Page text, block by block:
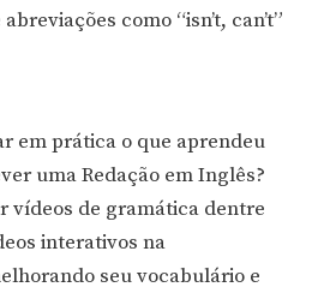
como “isn’t, can’t”
em prática o que aprendeu
uma Redação em Inglês?
vídeos de gramática dentre
interativos na
seu vocabulário e